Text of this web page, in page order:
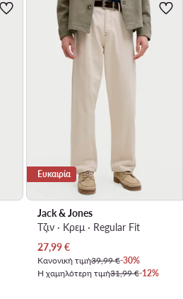
Ευκαιρία
Jack & Jones
Τζιν · Κρεμ · Regular Fit
Τρέχουσα τιμή
27,99€
Κανονική τιμή39,99 €-30%
Η χαμηλότερη τιμή31,99 €-12%